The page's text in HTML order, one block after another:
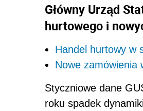
Główny Urząd
hurtowego i
Handel hurtowy w
Nowe zamówienia
Styczniowe dane
roku spadek